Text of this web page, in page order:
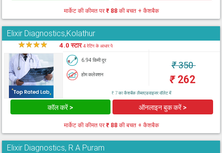
मार्केट की कीमत पर₹ 88 की बचत + कैशबैक
Elixir Diagnostics,Kolathur
★★★★ 4.0 स्टार4 रेटिंग के आधार पे
6.94 किमी दूर
होम कलेक्शन
₹350
₹262
₹ 7 का कैशबैक लैब्सएडवाइजर वॉलेट में
कॉल करें > ऑनलाइन बुक करें >
मार्केट की कीमत पर₹ 88 की बचत + कैशबैक
Elixir Diagnostics, R A Puram